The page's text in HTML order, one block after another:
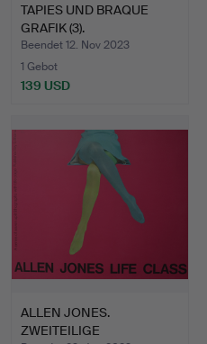
TAPIES UND BRAQUE
GRAFIK (3).
Beendet 12. Nov 2023
1 Gebot
139 USD
ALLEN JONES.
ZWEITEILIGE